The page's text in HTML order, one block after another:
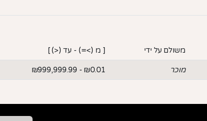
משולם על ידי [ מ (>=) - עד (<) ]
מוכר ₪0.01 - ₪999,999.99